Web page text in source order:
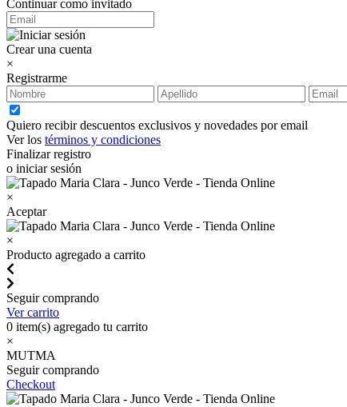
Continuar como invitado
Crear una cuenta
×
Registrarme
Quiero recibir descuentos exclusivos y novedades por email
Ver los términos y condiciones
Finalizar registro
o iniciar sesión
×
Aceptar
×
Producto agregado a carrito
Seguir comprando
Ver carrito
0 item(s) agregado tu carrito
×
MUTMA
Seguir comprando
Checkout